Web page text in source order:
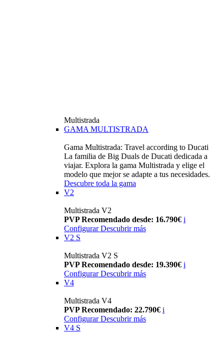
Multistrada
GAMA MULTISTRADA
Gama Multistrada: Travel according to Ducati
La familia de Big Duals de Ducati dedicada a
viajar. Explora la gama Multistrada y elige el
modelo que mejor se adapte a tus necesidades.
Descubre toda la gama
V2
Multistrada V2
PVP Recomendado desde: 16.790€ i
Configurar Descubrir más
V2 S
Multistrada V2 S
PVP Recomendado desde: 19.390€ i
Configurar Descubrir más
V4
Multistrada V4
PVP Recomendado: 22.790€ i
Configurar Descubrir más
V4 S